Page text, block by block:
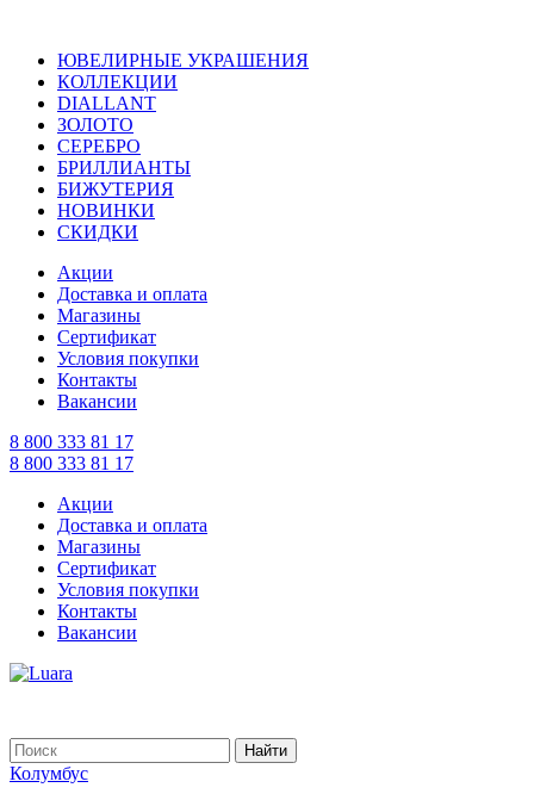
ЮВЕЛИРНЫЕ УКРАШЕНИЯ
КОЛЛЕКЦИИ
DIALLANT
ЗОЛОТО
СЕРЕБРО
БРИЛЛИАНТЫ
БИЖУТЕРИЯ
НОВИНКИ
СКИДКИ
Акции
Доставка и оплата
Магазины
Сертификат
Условия покупки
Контакты
Вакансии
8 800 333 81 17
8 800 333 81 17
Акции
Доставка и оплата
Магазины
Сертификат
Условия покупки
Контакты
Вакансии
Колумбус